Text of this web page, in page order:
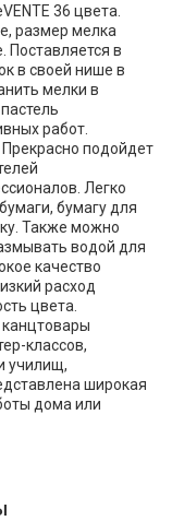
36 цвета.
размер мелка
Поставляется в
в своей нише в
мелки в
работ.
подойдет
Легко
бумагу для
Также можно
водой для
качество
расход
цвета.
канцтовары
классов,
училищ,
широкая
дома или